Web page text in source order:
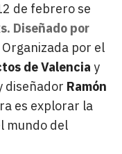
de febrero se
Diseñado por
Organizada por el
de Valencia y
diseñador Ramón
es explorar la
mundo del